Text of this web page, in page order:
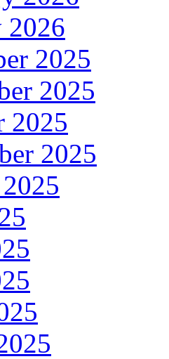
2026
2025
2025
2025
2025